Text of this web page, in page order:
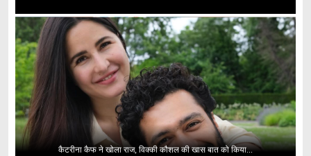
कैटरीना कैफ ने खोला राज, विक्की कौशल की खास बात को किया...